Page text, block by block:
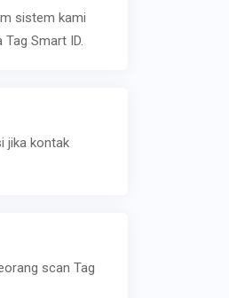
sistem kami
Smart ID.
jika kontak
scan Tag